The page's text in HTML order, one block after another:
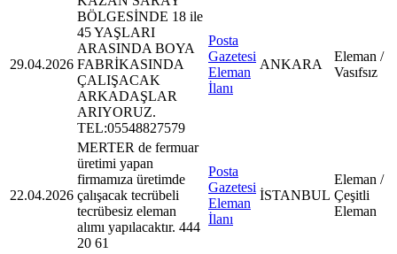
29.04.2026
BÖLGESİNDE 18 ile
45 YAŞLARI
ARASINDA BOYA
FABRİKASINDA
ÇALIŞACAK
ARKADAŞLAR
ARIYORUZ.
TEL:05548827579
Posta
Gazetesi
Eleman
İlanı
ANKARA
Eleman /
Vasıfsız
22.04.2026
MERTER de fermuar
üretimi yapan
firmamıza üretimde
çalışacak tecrübeli
tecrübesiz eleman
alımı yapılacaktır. 444
20 61
Posta
Gazetesi
Eleman
İlanı
İSTANBUL
Eleman /
Çeşitli
Eleman